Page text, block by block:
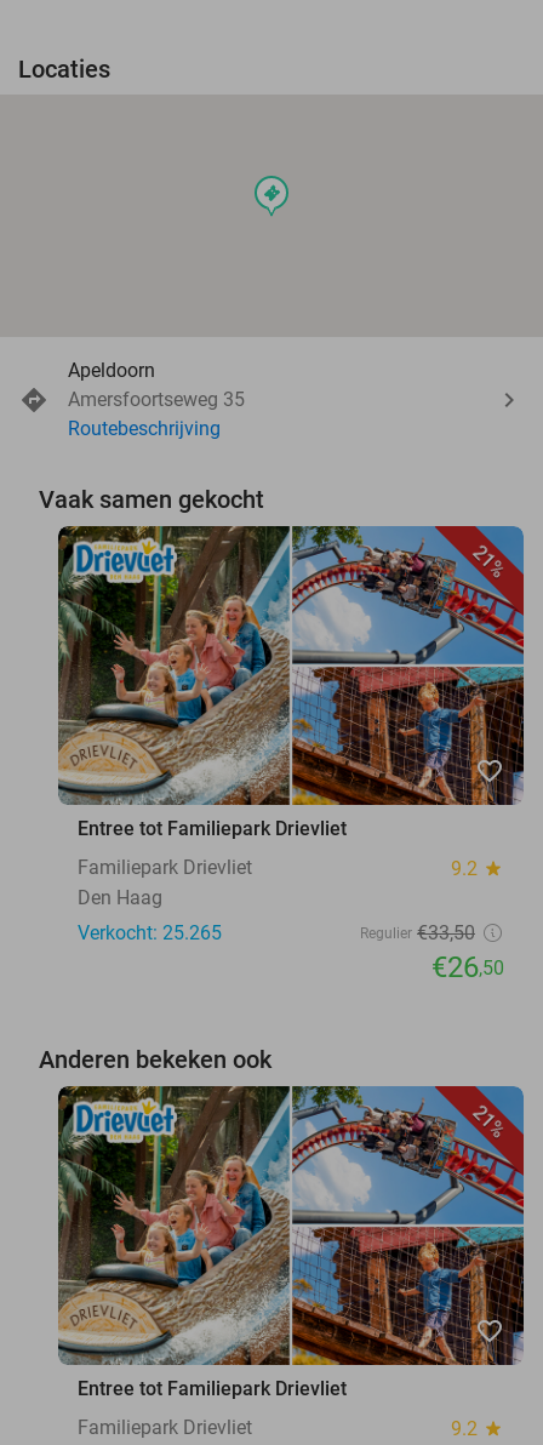
Locaties
events
Apeldoorn
Amersfoortseweg 35
Routebeschrijving
Vaak samen gekocht
21%
favorite_border
Entree tot Familiepark Drievliet
Familiepark Drievliet
9.2 star
Den Haag
Verkocht: 25.265
Regulier €33,50
€26,50
Anderen bekeken ook
21%
favorite_border
Entree tot Familiepark Drievliet
Familiepark Drievliet
9.2 star